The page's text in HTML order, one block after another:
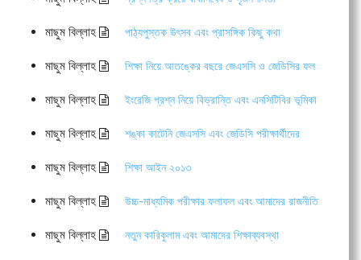
মাছুম বিল্লাহ পাঠ্যপুস্তক উৎসব এবং প্রাসঙ্গিক কিছু কথা
মাছুম বিল্লাহ শিক্ষা নিয়ে আতঙ্কের বছরে জেএসসি ও জেডিসির ফল
মাছুম বিল্লাহ ইংরেজি প্রশ্ন নিয়ে বিভ্রান্তি এবং এনসিটিবির ভূমিকা
মাছুম বিল্লাহ শঙ্কা কাটেনি জেএসসি এবং জেডিসি পরীক্ষার্থীদের
মাছুম বিল্লাহ শিক্ষা আইন ২০১৩
মাছুম বিল্লাহ উচ্চ-মাধ্যমিক পরীক্ষার ফলাফল এবং আমাদের রাজনীতি
মাছুম বিল্লাহ নতুন কারিকুলাম এবং আমাদের শিক্ষাব্যবস্থা